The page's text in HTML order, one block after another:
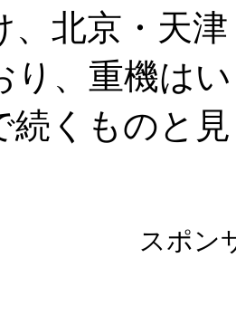
、北京・天
り、重機は
続くものと
スポン